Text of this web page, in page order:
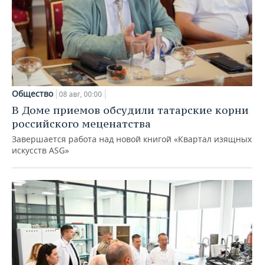
Общество 08 авг, 00:00
В Доме приемов обсудили татарские корни
российского меценатства
Завершается работа над новой книгой «Квартал изящных
искусств ASG»